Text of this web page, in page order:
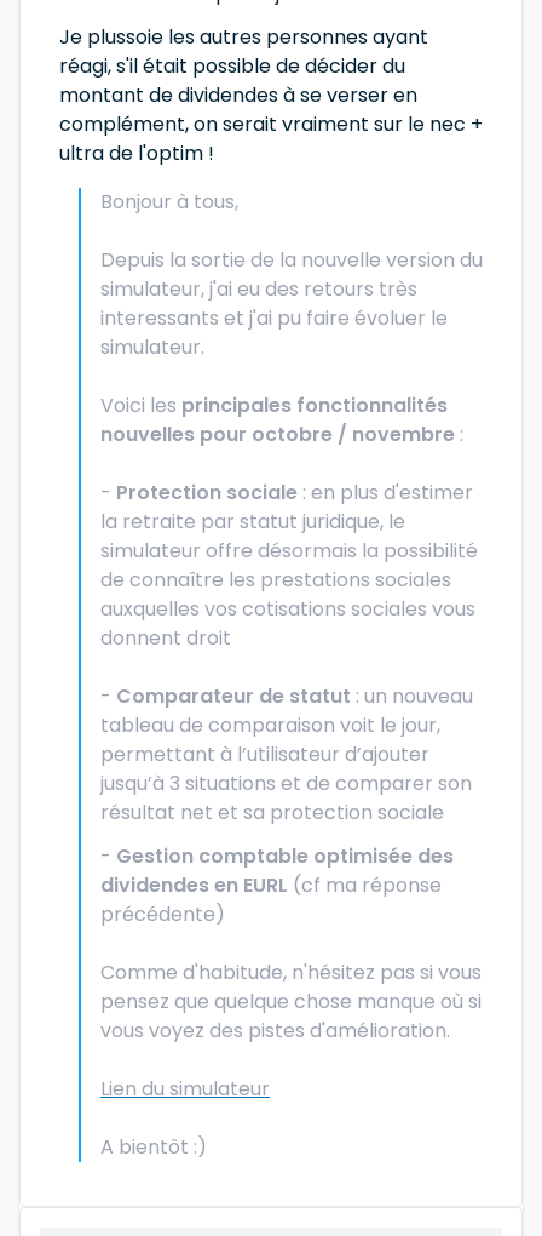
Je plussoie les autres personnes ayant
réagi, s'il était possible de décider du
montant de dividendes à se verser en
complément, on serait vraiment sur le nec +
ultra de l'optim !
Bonjour à tous,
Depuis la sortie de la nouvelle version du
simulateur, j'ai eu des retours très
interessants et j'ai pu faire évoluer le
simulateur.
Voici les principales fonctionnalités
nouvelles pour octobre / novembre :
- Protection sociale : en plus d'estimer
la retraite par statut juridique, le
simulateur offre désormais la possibilité
de connaître les prestations sociales
auxquelles vos cotisations sociales vous
donnent droit
- Comparateur de statut : un nouveau
tableau de comparaison voit le jour,
permettant à l’utilisateur d’ajouter
jusqu’à 3 situations et de comparer son
résultat net et sa protection sociale
- Gestion comptable optimisée des
dividendes en EURL (cf ma réponse
précédente)
Comme d'habitude, n'hésitez pas si vous
pensez que quelque chose manque où si
vous voyez des pistes d'amélioration.
Lien du simulateur
A bientôt :)